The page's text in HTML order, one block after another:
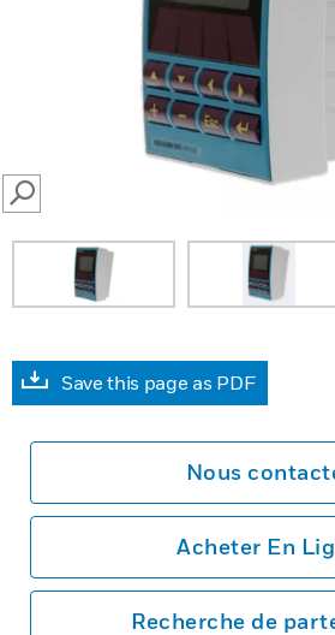
SEARCH
Save this page as PDF
Nous
Acheter En
Recherche de